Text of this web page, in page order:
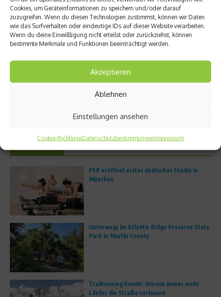
Cookies, um Geräteinformationen zu speichern und/oder darauf
zuzugreifen. Wenn du diesen Technologien zustimmst, können wir Daten
wie das Surfverhalten oder eindeutige IDs auf dieser Website verarbeiten.
Wenn du deine Einwillligung nicht erteilst oder zurückziehst, können
bestimmte Merkmale und Funktionen beeinträchtigt werden.
Akzeptieren
Ablehnen
Einstellungen ansehen
Cookie-RichtlinieDatenschutzbestimmungenImpressum
„Handball hat in den USA
Morgens Goethe, mittags
Olympia, nachmittags Fußball,
11. Februar 2026
FS8 eröffnet erstes deutsches Studio in
München
Unterwegs im Atlantic Ridge Preserve State
Park in Martin County
Trailrunning boomt: Warum immer mehr
Läufer die Straße verlassen